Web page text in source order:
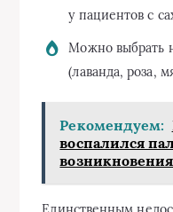
у пациентов с
Можно выбрать
(лаванда, роза,
Рекомендуем:
воспалился